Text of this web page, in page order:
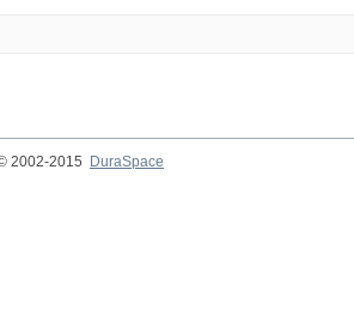
2002-2015
DuraSpace